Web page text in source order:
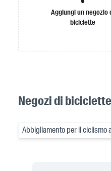
Aggiungi un negozio
biciclette
Negozi di
Abbigliamento per il ciclismo